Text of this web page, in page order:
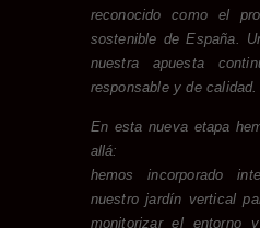
reconocido como el
sostenible de España .
nuestra apuesta
responsable y de calidad.
En esta nueva etapa
allá:
hemos incorporado
nuestro jardín vertical
monitorizar el entornoy